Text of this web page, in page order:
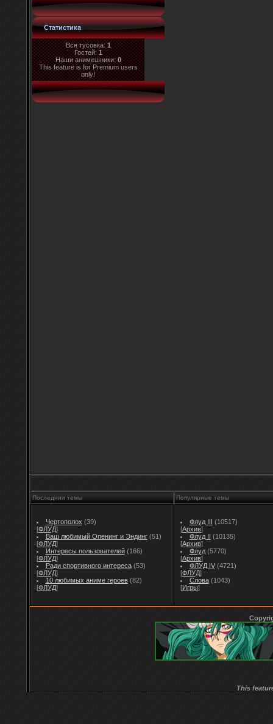
Статистика
Вся тусовка:1
Гостей:1
Наши анимешники:0
This feature is for Premium users
only!
Последнии темы Популярные темы
Чертополох (39)
[ФЛУД]
Ваш любимый Опенинг и Эндинг (51)
[ФЛУД]
Интересы пользователей (166)
[ФЛУД]
Ради спортивного интереса (53)
[ФЛУД]
10 любимых аниме героев (82)
[ФЛУД]
Флуд III (10517)
[Архив]
Флуд II (10135)
[Архив]
Флуд (5770)
[Архив]
ФЛУД IV (4721)
[ФЛУД]
Слова (1043)
[Игры]
This